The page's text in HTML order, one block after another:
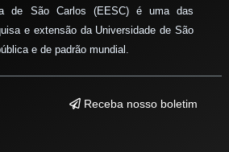
de São Carlos (EESC) é uma das
e extensão da Universidade de São
e de padrão mundial.
Receba nosso boletim